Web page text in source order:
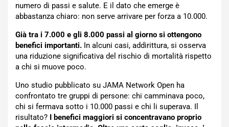
numero di passi e salute. E il dato che emerge è
abbastanza chiaro: non serve arrivare per forza a 10.000.
Già tra i 7.000 e gli 8.000 passi al giorno si ottengono
benefici importanti. In alcuni casi, addirittura, si osserva
una riduzione significativa del rischio di mortalità rispetto
a chi si muove poco.
Uno studio pubblicato su JAMA Network Open ha
confrontato tre gruppi di persone: chi camminava poco,
chi si fermava sotto i 10.000 passi e chi li superava. Il
risultato? I benefici maggiori si concentravano proprio